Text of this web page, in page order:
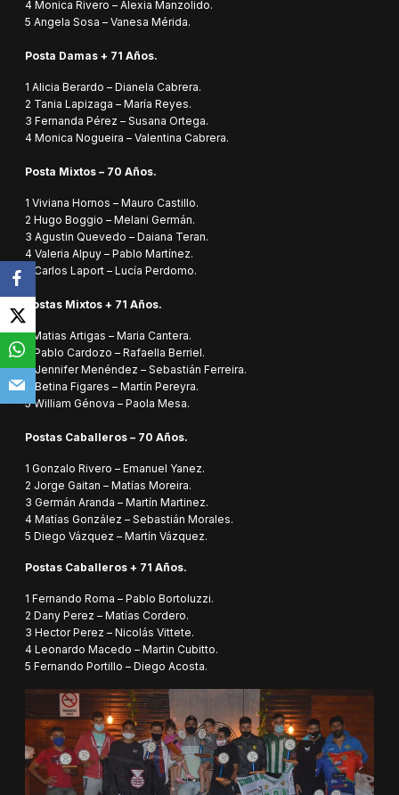
4 Monica Rivero – Alexia Manzolido.
5 Angela Sosa – Vanesa Mérida.
Posta Damas + 71 Años.
1 Alicia Berardo – Dianela Cabrera.
2 Tania Lapizaga – María Reyes.
3 Fernanda Pérez – Susana Ortega.
4 Monica Nogueira – Valentina Cabrera.
Posta Mixtos – 70 Años.
1 Viviana Hornos – Mauro Castillo.
2 Hugo Boggio – Melani Germán.
3 Agustin Quevedo – Daiana Teran.
4 Valeria Alpuy – Pablo Martínez.
5 Carlos Laport – Lucía Perdomo.
Postas Mixtos + 71 Años.
1 Matias Artigas – Maria Cantera.
2 Pablo Cardozo – Rafaella Berriel.
3 Jennifer Menéndez – Sebastián Ferreira.
4 Betina Figares – Martín Pereyra.
5 William Génova – Paola Mesa.
Postas Caballeros – 70 Años.
1 Gonzalo Rivero – Emanuel Yanez.
2 Jorge Gaitan – Matías Moreira.
3 Germán Aranda – Martín Martinez.
4 Matías González – Sebastián Morales.
5 Diego Vázquez – Martín Vázquez.
Postas Caballeros + 71 Años.
1 Fernando Roma – Pablo Bortoluzzi.
2 Dany Perez – Matías Cordero.
3 Hector Perez – Nicolás Vittete.
4 Leonardo Macedo – Martin Cubitto.
5 Fernando Portillo – Diego Acosta.